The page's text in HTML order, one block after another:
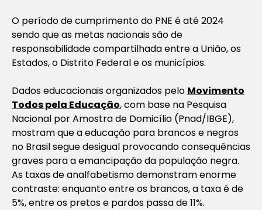
O período de cumprimento do PNE é até 2024
sendo que as metas nacionais são de
responsabilidade compartilhada entre a União, os
Estados, o Distrito Federal e os municípios.
Dados educacionais organizados pelo Movimento
Todos pela Educação, com base na Pesquisa
Nacional por Amostra de Domicílio (Pnad/IBGE),
mostram que a educação para brancos e negros
no Brasil segue desigual provocando consequências
graves para a emancipação da população negra.
As taxas de analfabetismo demonstram enorme
contraste: enquanto entre os brancos, a taxa é de
5%, entre os pretos e pardos passa de 11%.